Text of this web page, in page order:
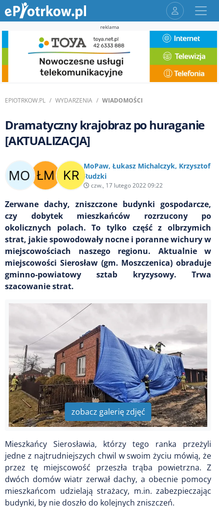
reklama
EPIOTRKOW.PL WYDARZENIA WIADOMOŚCI
Dramatyczny krajobraz po huraganie
[AKTUALIZACJA]
MoPaw, Łukasz Michalczyk, Krzysztof
Rudzki
czw., 17 lutego 2022 09:22
Zerwane dachy, zniszczone budynki gospodarcze,
czy dobytek mieszkańców rozrzucony po
okolicznych polach. To tylko część z olbrzymich
strat, jakie spowodowały nocne i poranne wichury w
miejscowościach naszego regionu. Aktualnie w
miejscowości Sierosław (gm. Moszczenica) obraduje
gminno-powiatowy sztab kryzysowy. Trwa
szacowanie strat.
zobacz galerię zdjęć
Mieszkańcy Sierosławia, którzy tego ranka przeżyli
jedne z najtrudniejszych chwil w swoim życiu mówią, że
przez tę miejscowość przeszła trąba powietrzna. Z
dwóch domów wiatr zerwał dachy, a obecnie pomocy
mieszkańcom udzielają strażacy, m.in. zabezpieczając
budynki, by nie doszło do kolejnych zniszczeń.